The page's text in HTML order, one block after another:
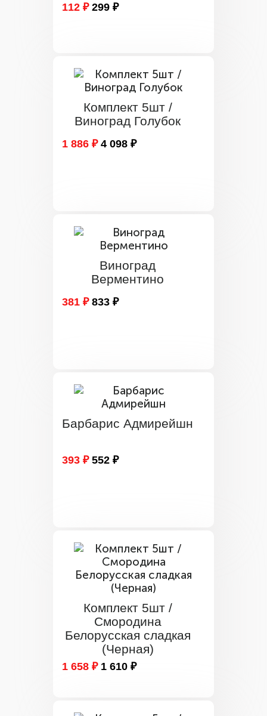
112 ₽ 299 ₽
Комплект 5шт /
Виноград Голубок
1 886 ₽ 4 098 ₽
Виноград
Верментино
381 ₽ 833 ₽
Барбарис Адмирейшн
393 ₽ 552 ₽
Комплект 5шт /
Смородина
Белорусская сладкая
(Черная)
1 658 ₽ 1 610 ₽